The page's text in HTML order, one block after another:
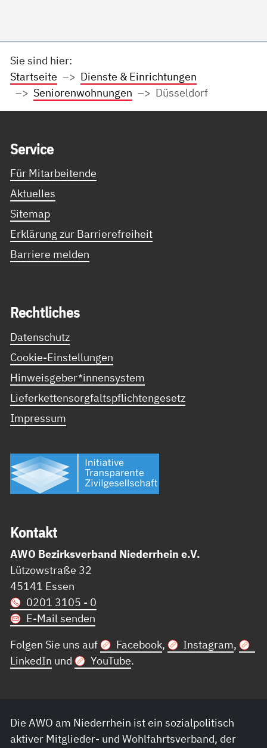
Sie sind hier:
Startseite
Dienste & Einrichtungen
Seniorenwohnungen
Düsseldorf
Ser­vice
Für Mitarbeitende
Aktuelles
Sitemap
Erklärung zur Barrierefreiheit
Barriere melden
Recht­li­ches
Datenschutz
Cookie-Einstellungen
Hinweisgeber*innensystem
Lieferkettensorgfaltspflichtengesetz
Impressum
Kon­takt
AWO Bezirksverband Niederrhein e.V.
Lützowstraße 32
45141 Essen
0201 3105 - 0
E-Mail senden
Folgen Sie uns auf
Facebook, Instagram,
LinkedIn und YouTube.
Die AWO am Niederrhein ist ein sozialpolitisch
aktiver Mitglieder- und Wohlfahrtsverband, der